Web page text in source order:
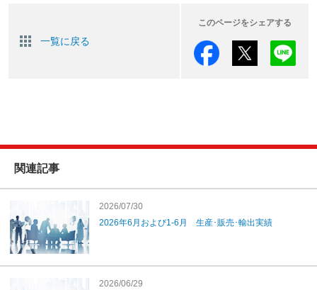
一覧に戻る
このページをシェアする
関連記事
2026/07/30
2026年6月および1-6月 生産･販売･輸出実績
2026/06/29